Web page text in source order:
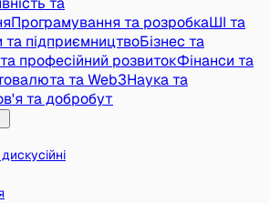
Програмування та розробкаШІ та
та підприємництвоБізнес та
професійний розвитокФінанси та
та Web3Наука та
та добробут